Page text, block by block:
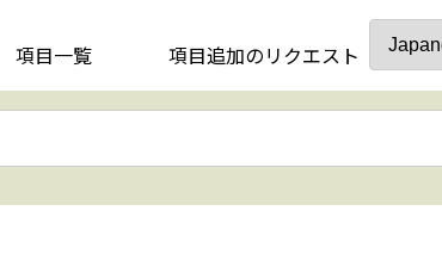
項目一覧 項目追加のリクエスト